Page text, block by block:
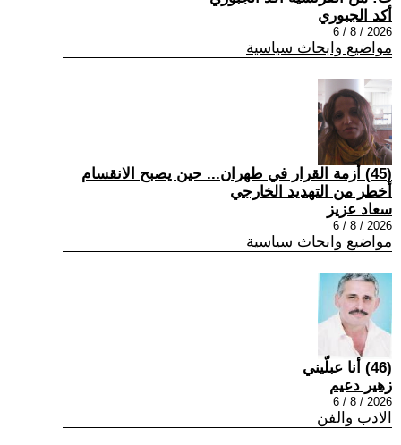
أكد الجبوري
2026 / 8 / 6
مواضيع وابحاث سياسية
(45) أزمة القرار في طهران... حين يصبح الانقسام
أخطر من التهديد الخارجي
سعاد عزيز
2026 / 8 / 6
مواضيع وابحاث سياسية
(46) أنا عبلّيني
زهير دعيم
2026 / 8 / 6
الادب والفن